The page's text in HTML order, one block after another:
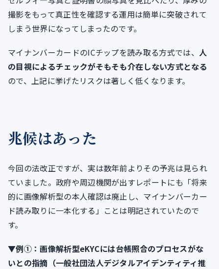
撮影をもって真正性を確認する運用は簡単に突破されて
しまう世界になってしまったのです。
マイナンバーカードのICチップを読み取る方式では、人
の目視によるチェックがそもそも介在しない方式となる
ので、上記に挙げたリスクは著しく低くなります。
兆候はあった
今回の法改正ですが、実は数年前よりその予兆は見られ
ていました。政府や周辺機関が出すレポートにも「将来
的に画像解析型の本人確認は廃止し、マイナンバーカー
ド読み取りに一本化する」ことは明記されていたので
す。
▼例①：画像解析型eKYCには台帳照合のプロセスがな
いとの指摘（一般社団法人デジタルアイデンティティ推